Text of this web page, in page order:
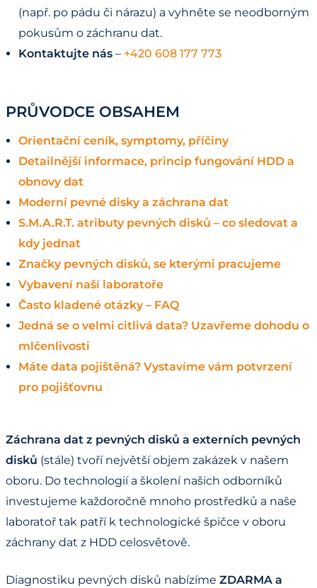
(např. po pádu či nárazu) a vyhněte se neodborným
pokusům o záchranu dat.
Kontaktujte nás – +420 608 177 773
PRŮVODCE OBSAHEM
Orientační ceník, symptomy, příčiny
Detailnější informace, princip fungování HDD a
obnovy dat
Moderní pevné disky a záchrana dat
S.M.A.R.T. atributy pevných disků – co sledovat a
kdy jednat
Značky pevných disků, se kterými pracujeme
Vybavení naší laboratoře
Často kladené otázky – FAQ
Jedná se o velmi citlivá data? Uzavřeme dohodu o
mlčenlivosti
Máte data pojištěná? Vystavíme vám potvrzení
pro pojišťovnu
Záchrana dat z pevných disků a externích pevných
disků (stále) tvoří největší objem zakázek v našem
oboru. Do technologií a školení našich odborníků
investujeme každoročně mnoho prostředků a naše
laboratoř tak patří k technologické špičce v oboru
záchrany dat z HDD celosvětově.
Diagnostiku pevných disků nabízíme ZDARMA a